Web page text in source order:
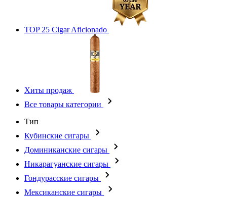
TOP 25 Cigar Aficionado
Хиты продаж
Все товары категории
Тип
Кубинские сигары
Доминиканские сигары
Никарагуанские сигары
Гондурасские сигары
Мексиканские сигары